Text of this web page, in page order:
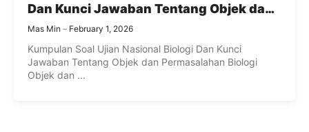
Dan Kunci Jawaban Tentang Objek dan
Permasalahan Biologi
Mas Min February 1, 2026
Kumpulan Soal Ujian Nasional Biologi Dan Kunci
Jawaban Tentang Objek dan Permasalahan Biologi
Objek dan ...